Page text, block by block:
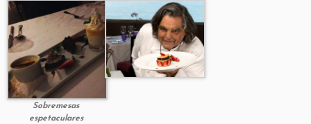
Sobremesas
espetaculares